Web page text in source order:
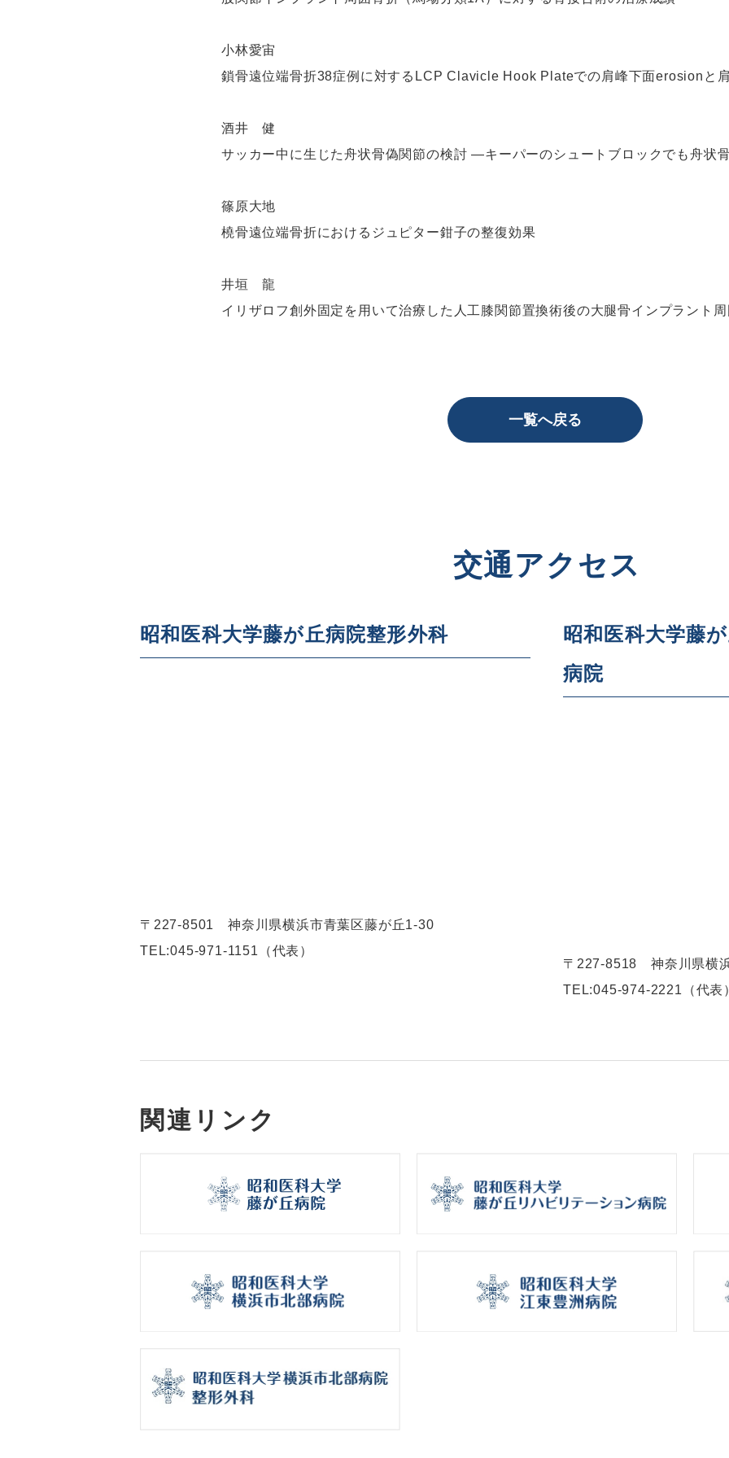
小林愛宙
鎖骨遠位端骨折38症例に対するLCP Clavicle Hook Plateでの肩峰下面erosionと
酒井 健
サッカー中に生じた舟状骨偽関節の検討 ―キーパーのシュートブロックでも舟状
篠原大地
橈骨遠位端骨折におけるジュピター鉗子の整復効果
井垣 龍
イリザロフ創外固定を用いて治療した人工膝関節置換術後の大腿骨インプラント周
一覧へ戻る
交通アクセス
昭和医科大学藤が丘病院整形外科
〒227-8501 神奈川県横浜市青葉区藤が丘1-30
TEL:045-971-1151（代表）
昭和医科大学藤
病院
〒227-8518 神奈川県横
TEL:045-974-2221（代表
関連リンク